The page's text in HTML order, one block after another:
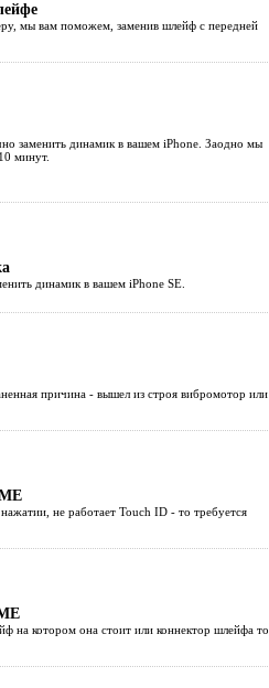
мы вам поможем, заменив шлейф с передней
заменить динамик в вашем iPhone. Заодно мы
минут.
динамик в вашем iPhone SE.
причина - вышел из строя вибромотор или
не работает Touch ID - то требуется
на котором она стоит или коннектор шлейфа то,